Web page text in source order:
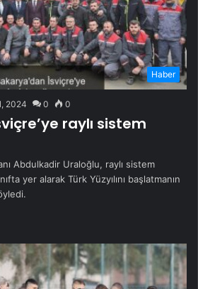
Haber
2024 0 0
raylı sistem
Abdulkadir Uraloğlu, raylı sistem
yer alarak Türk Yüzyılını başlatmanın